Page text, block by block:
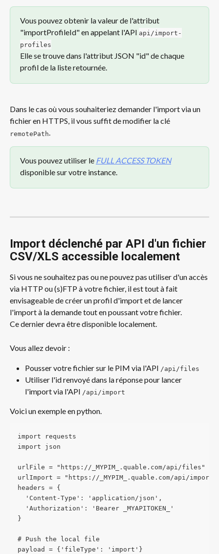
Vous pouvez obtenir la valeur de l'attribut
"importProfileId" en appelant l'API api/import-
profiles
Elle se trouve dans l'attribut JSON "id" de chaque
profil de la liste retournée.
Dans le cas où vous souhaiteriez demander l'import via un
fichier en HTTPS, il vous suffit de modifier la clé
remotePath.
Vous pouvez utiliser le FULL ACCESS TOKEN
disponible sur votre instance.
Import déclenché par API d'un fichier
CSV/XLS accessible localement
Si vous ne souhaitez pas ou ne pouvez pas utiliser d'un accès
via HTTP ou (s)FTP à votre fichier, il est tout à fait
envisageable de créer un profil d'import et de lancer
l'import à la demande tout en poussant votre fichier.
Ce dernier devra être disponible localement.
Vous allez devoir :
Pousser votre fichier sur le PIM via l'API /api/files
Utiliser l'id renvoyé dans la réponse pour lancer
l'import via l'API /api/import
Voici un exemple en python.
import requests
import json
urlFile = "https://_MYPIM_.quable.com/api/files"
urlImport = "https://_MYPIM_.quable.com/api/
headers = {
  'Content-Type': 'application/json',
  'Authorization': 'Bearer _MYAPITOKEN_'
}
# Push the local file
payload = {'fileType': 'import'}